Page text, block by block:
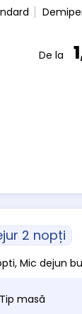
De la
2 nopți
Mic dejun
Tip masă